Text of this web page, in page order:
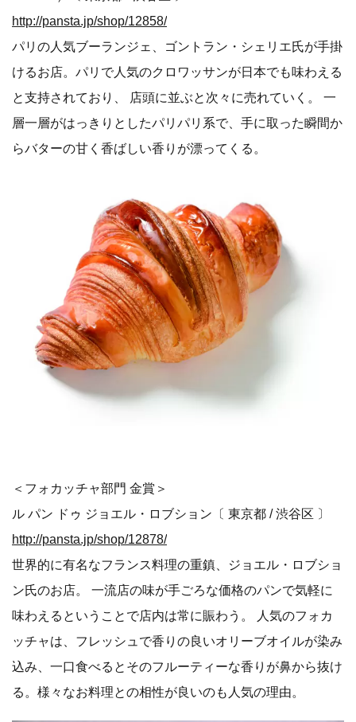
http://pansta.jp/shop/12858/
パリの人気ブーランジェ、ゴントラン・シェリエ氏が手掛
けるお店。パリで人気のクロワッサンが日本でも味わえる
と支持されており、 店頭に並ぶと次々に売れていく。 一
層一層がはっきりとしたパリパリ系で、手に取った瞬間か
らバターの甘く香ばしい香りが漂ってくる。
＜フォカッチャ部門 金賞＞
ル パン ドゥ ジョエル・ロブション〔 東京都 / 渋谷区 〕
http://pansta.jp/shop/12878/
世界的に有名なフランス料理の重鎮、ジョエル・ロブショ
ン氏のお店。 一流店の味が手ごろな価格のパンで気軽に
味わえるということで店内は常に賑わう。 人気のフォカ
ッチャは、フレッシュで香りの良いオリーブオイルが染み
込み、一口食べるとそのフルーティーな香りが鼻から抜け
る。様々なお料理との相性が良いのも人気の理由。